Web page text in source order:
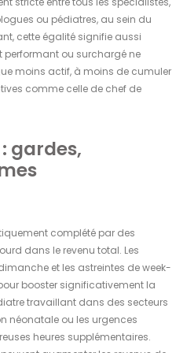
ou pédiatres, au sein du
cette égalité signifie aussi
performant ou surchargé ne
moins actif, à moins de cumuler
comme celle de chef de
gardes,
complété par des
dans le revenu total. Les
et les astreintes de week-
booster significativement la
travaillant dans des secteurs
néonatale ou les urgences
heures supplémentaires.